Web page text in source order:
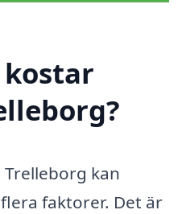
kan
faktorer. Det är